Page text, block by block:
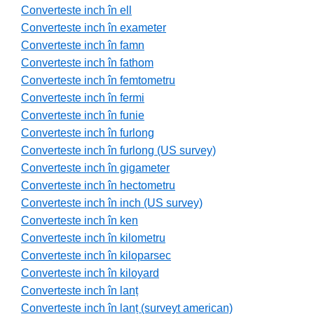
Converteste inch în ell
Converteste inch în exameter
Converteste inch în famn
Converteste inch în fathom
Converteste inch în femtometru
Converteste inch în fermi
Converteste inch în funie
Converteste inch în furlong
Converteste inch în furlong (US survey)
Converteste inch în gigameter
Converteste inch în hectometru
Converteste inch în inch (US survey)
Converteste inch în ken
Converteste inch în kilometru
Converteste inch în kiloparsec
Converteste inch în kiloyard
Converteste inch în lanț
Converteste inch în lanț (surveyt american)